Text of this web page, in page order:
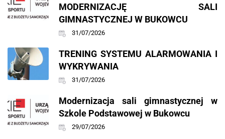
MODERNIZACJĘ SALI
GIMNASTYCZNEJ W BUKOWCU
31/07/2026
TRENING SYSTEMU ALARMOWANIA I
WYKRYWANIA
31/07/2026
Modernizacja sali gimnastycznej w
Szkole Podstawowej w Bukowcu
29/07/2026